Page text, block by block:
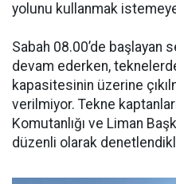
yolunu kullanmak
Sabah 08.00’de başlayan
devam ederken,
kapasitesinin üzerine
verilmiyor. Tekne
Komutanlığı ve Liman
düzenli olarak